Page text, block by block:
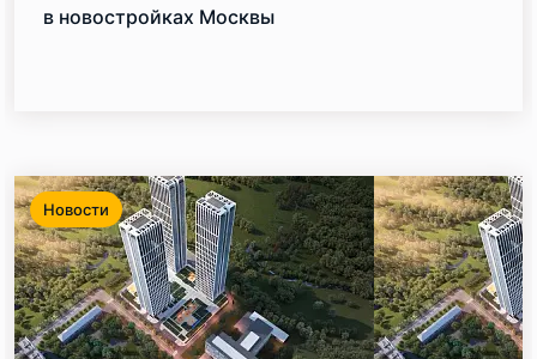
в новостройках Москвы
Новости